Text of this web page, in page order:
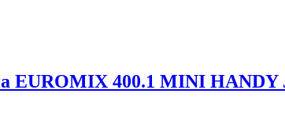
EUROMIX 400.1 MINI HANDY